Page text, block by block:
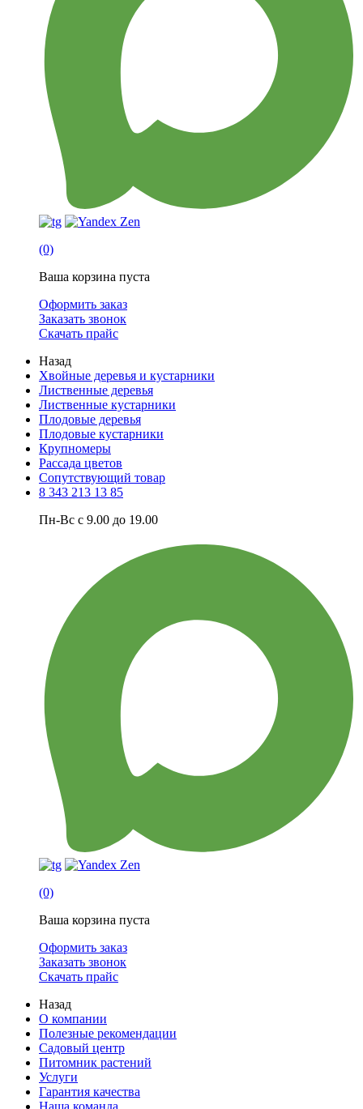
(0)
Ваша корзина пуста
Оформить заказ
Заказать звонок
Скачать прайс
Назад
Хвойные деревья и кустарники
Лиственные деревья
Лиственные кустарники
Плодовые деревья
Плодовые кустарники
Крупномеры
Рассада цветов
Сопутствующий товар
8 343 213 13 85
Пн-Вс с 9.00 до 19.00
(0)
Ваша корзина пуста
Оформить заказ
Заказать звонок
Скачать прайс
Назад
О компании
Полезные рекомендации
Садовый центр
Питомник растений
Услуги
Гарантия качества
Наша команда